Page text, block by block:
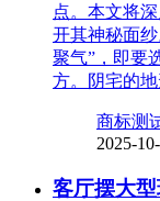
点。本文将
开其神秘面
聚气”，即要
方。阴宅的
商标测
2025-
客厅摆大